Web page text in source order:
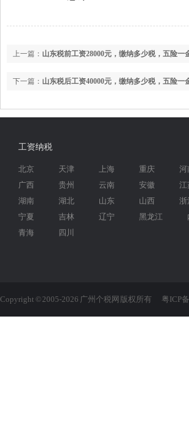
上一篇： 山东税前工资28000元，缴纳多少税，五险一
下一篇： 山东税后工资40000元，缴纳多少税，五险一
工资纳税
北京 天津 上海 重庆 河
广西
贵州 云南 安徽 江
湖南
湖北 山东 山西 浙
宁夏
吉林 辽宁 黑龙江
青海
四川
Copyright © 2005-2026 广州个税网 版权所有 粤ICP